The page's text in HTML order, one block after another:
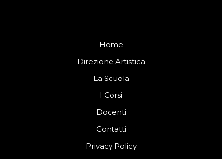
Home
Direzione Artistica
La Scuola
I Corsi
Docenti
Contatti
Privacy Policy